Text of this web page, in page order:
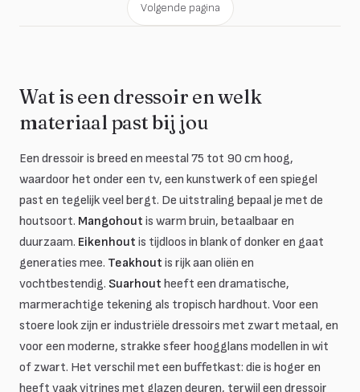
Volgende pagina
Wat is een dressoir en welk
materiaal past bij jou
Een dressoir is breed en meestal 75 tot 90 cm hoog,
waardoor het onder een tv, een kunstwerk of een spiegel
past en tegelijk veel bergt. De uitstraling bepaal je met de
houtsoort. Mangohout is warm bruin, betaalbaar en
duurzaam. Eikenhout is tijdloos in blank of donker en gaat
generaties mee. Teakhout is rijk aan oliën en
vochtbestendig. Suarhout heeft een dramatische,
marmerachtige tekening als tropisch hardhout. Voor een
stoere look zijn er industriële dressoirs met zwart metaal, en
voor een moderne, strakke sfeer hoogglans modellen in wit
of zwart. Het verschil met een buffetkast: die is hoger en
heeft vaak vitrines met glazen deuren, terwijl een dressoir